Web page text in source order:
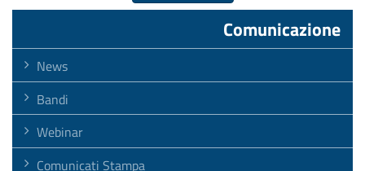
Comunicazione
News
Bandi
Webinar
Comunicati Stampa